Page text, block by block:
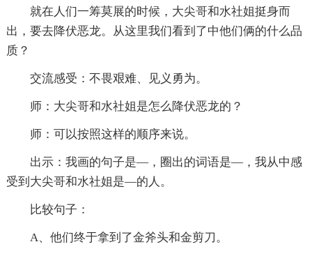
就在人们一筹莫展的时候，大尖哥和水社姐挺身而
出，要去降伏恶龙。从这里我们看到了中他们俩的什么品
质？
交流感受：不畏艰难、见义勇为。
师：大尖哥和水社姐是怎么降伏恶龙的？
师：可以按照这样的顺序来说。
出示：我画的句子是—，圈出的词语是—，我从中感
受到大尖哥和水社姐是—的人。
比较句子：
A、他们终于拿到了金斧头和金剪刀。